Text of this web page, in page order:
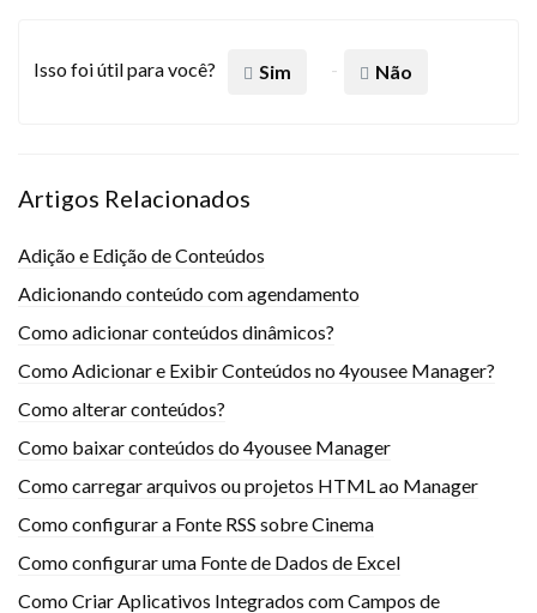
Isso foi útil para você? Sim Não
Artigos Relacionados
Adição e Edição de Conteúdos
Adicionando conteúdo com agendamento
Como adicionar conteúdos dinâmicos?
Como Adicionar e Exibir Conteúdos no 4yousee Manager?
Como alterar conteúdos?
Como baixar conteúdos do 4yousee Manager
Como carregar arquivos ou projetos HTML ao Manager
Como configurar a Fonte RSS sobre Cinema
Como configurar uma Fonte de Dados de Excel
Como Criar Aplicativos Integrados com Campos de